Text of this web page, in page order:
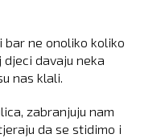
bar ne onoliko koliko
djeci davaju neka
nas klali.
zabranjuju nam
da se stidimo i